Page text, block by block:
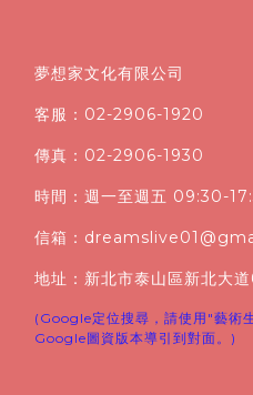
夢想家文化有限公司
客服：02-2906-1920
傳真：02-2906-1930
時間：週一至週五 09:30-
信箱：
地址：新北市泰山區新北大
(Google定位搜尋，請使用"藝術
Google圖資版本導引到對面。)